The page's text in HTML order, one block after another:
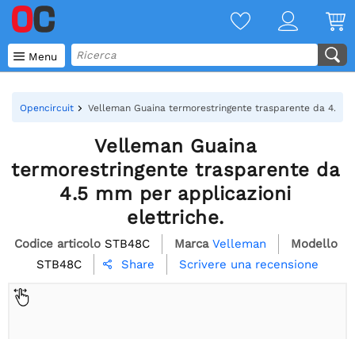
 Menu
Opencircuit Velleman Guaina termorestringente trasparente da 4.5
Velleman Guaina
termorestringente trasparente da
4.5 mm per applicazioni
elettriche.
Codice articolo STB48C Marca Velleman
Modello
STB48C
 Share Scrivere una recensione